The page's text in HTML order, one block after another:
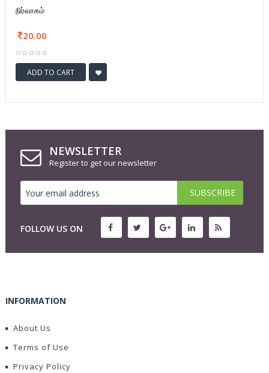
நிர்வாகம்
20.00
ADD TO CART
NEWSLETTER
Register to get our newsletter
FOLLOW US ON
INFORMATION
About Us
Terms of Use
Privacy Policy